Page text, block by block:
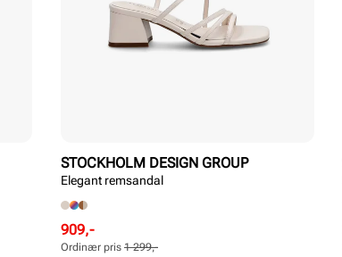
STOCKHOLM DESIGN GROUP
Elegant remsandal
Rabattert
pris
909,-
Ordinær
pris
Ordinær pris 1 299,-